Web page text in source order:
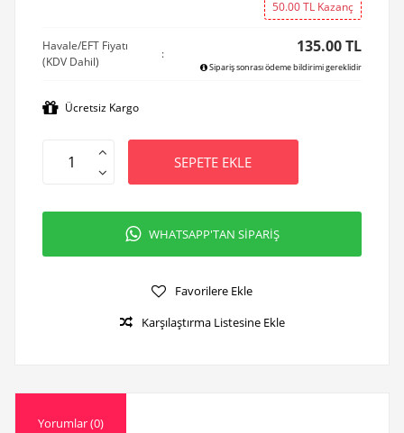
50.00TL Kazanç
Havale/EFT Fiyatı
(KDV Dahil)
: 135.00 TL
Sipariş sonrası ödeme bildirimi gereklidir
Ücretsiz Kargo
SEPETE EKLE
WHATSAPP'TAN SİPARİŞ
Favorilere Ekle
Karşılaştırma Listesine Ekle
Yorumlar (0)